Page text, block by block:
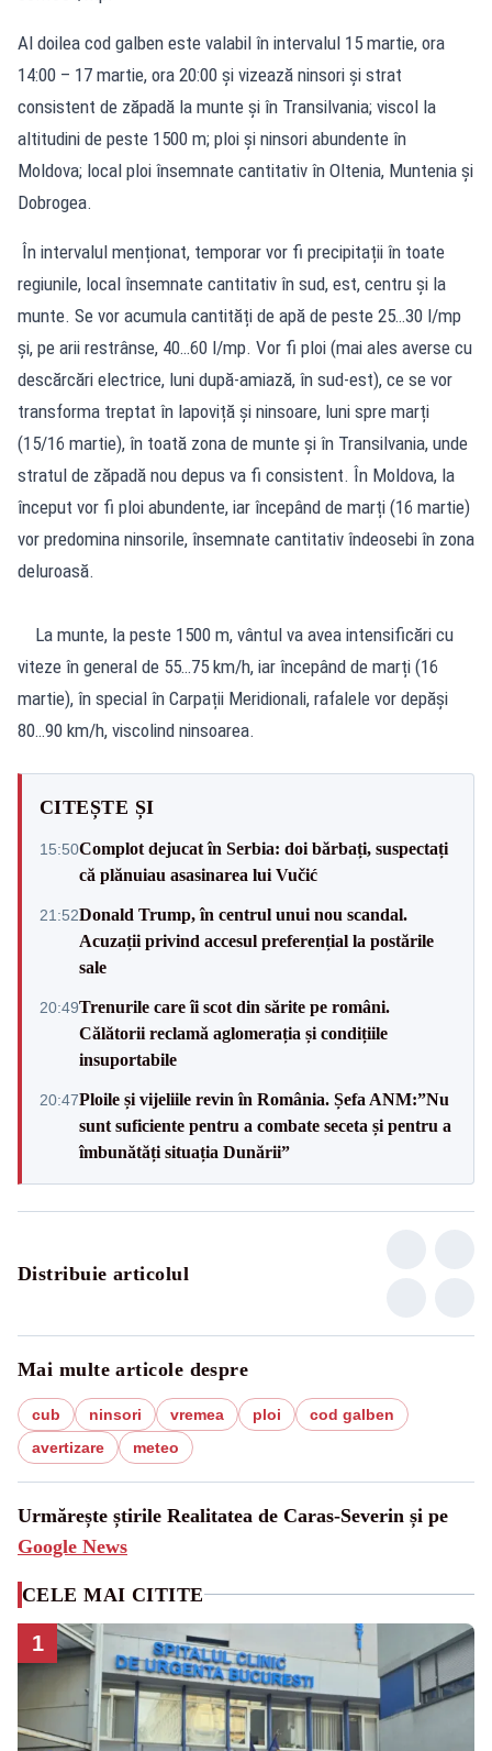
Al doilea cod galben este valabil în intervalul 15 martie, ora
14:00 – 17 martie, ora 20:00 și vizează ninsori și strat
consistent de zăpadă la munte și în Transilvania; viscol la
altitudini de peste 1500 m; ploi și ninsori abundente în
Moldova; local ploi însemnate cantitativ în Oltenia, Muntenia și
Dobrogea.
În intervalul menționat, temporar vor fi precipitații în toate
regiunile, local însemnate cantitativ în sud, est, centru și la
munte. Se vor acumula cantități de apă de peste 25…30 l/mp
și, pe arii restrânse, 40…60 l/mp. Vor fi ploi (mai ales averse cu
descărcări electrice, luni după-amiază, în sud-est), ce se vor
transforma treptat în lapoviță și ninsoare, luni spre marți
(15/16 martie), în toată zona de munte și în Transilvania, unde
stratul de zăpadă nou depus va fi consistent. În Moldova, la
început vor fi ploi abundente, iar începând de marți (16 martie)
vor predomina ninsorile, însemnate cantitativ îndeosebi în zona
deluroasă.
La munte, la peste 1500 m, vântul va avea intensificări cu
viteze în general de 55…75 km/h, iar începând de marți (16
martie), în special în Carpații Meridionali, rafalele vor depăși
80…90 km/h, viscolind ninsoarea.
CITEȘTE ȘI
15:50Complot dejucat în Serbia: doi bărbați, suspectați
că plănuiau asasinarea lui Vučić
21:52Donald Trump, în centrul unui nou scandal.
Acuzații privind accesul preferențial la postările
sale
20:49Trenurile care îi scot din sărite pe români.
Călătorii reclamă aglomerația și condițiile
insuportabile
20:47Ploile și vijeliile revin în România. Șefa ANM:”Nu
sunt suficiente pentru a combate seceta și pentru a
îmbunătăți situația Dunării”
Distribuie articolul
Mai multe articole despre
cub ninsori vremea ploi
cod galben
avertizare
meteo
Urmărește știrile Realitatea de Caras-Severin și pe
Google News
CELE MAI CITITE
1